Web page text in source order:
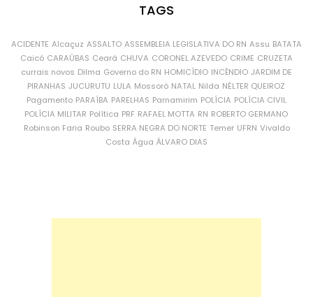
TAGS
ACIDENTE Alcaçuz ASSALTO ASSEMBLEIA LEGISLATIVA DO RN Assu BATATA
Caicó CARAÚBAS Ceará CHUVA CORONEL AZEVEDO CRIME CRUZETA
currais novos Dilma Governo do RN HOMICÍDIO INCÊNDIO JARDIM DE
PIRANHAS JUCURUTU LULA Mossoró NATAL Nilda NÉLTER QUEIROZ
Pagamento PARAÍBA PARELHAS Parnamirim POLÍCIA POLÍCIA CIVIL
POLÍCIA MILITAR Política PRF RAFAEL MOTTA RN ROBERTO GERMANO
Robinson Faria Roubo SERRA NEGRA DO NORTE Temer UFRN Vivaldo
Costa Água ÁLVARO DIAS